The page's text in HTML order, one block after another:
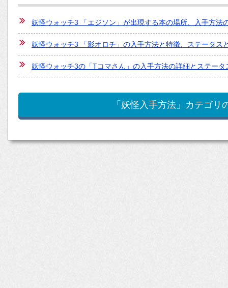
妖怪ウォッチ3 「エジソン」が出現する本の場所、入手方法
妖怪ウォッチ3 「影オロチ」の入手方法と特徴、ステータス
妖怪ウォッチ3の「Tコマさん」の入手方法の詳細とステー
「妖怪入手方法」カテゴリ